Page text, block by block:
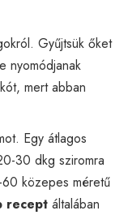
Gyűjtsük őket
nyomódjanak
mert abban
Egy átlagos
30 dkg sziromra
közepes méretű
recept általában